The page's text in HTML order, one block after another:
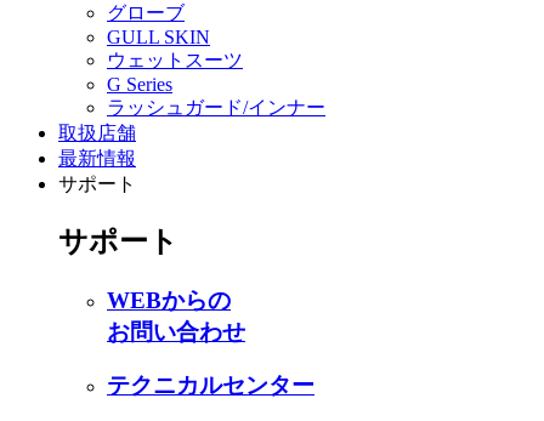
グローブ
GULL SKIN
ウェットスーツ
G Series
ラッシュガード/インナー
取扱店舗
最新情報
サポート
サポート
WEBからの
お問い合わせ
テクニカルセンター